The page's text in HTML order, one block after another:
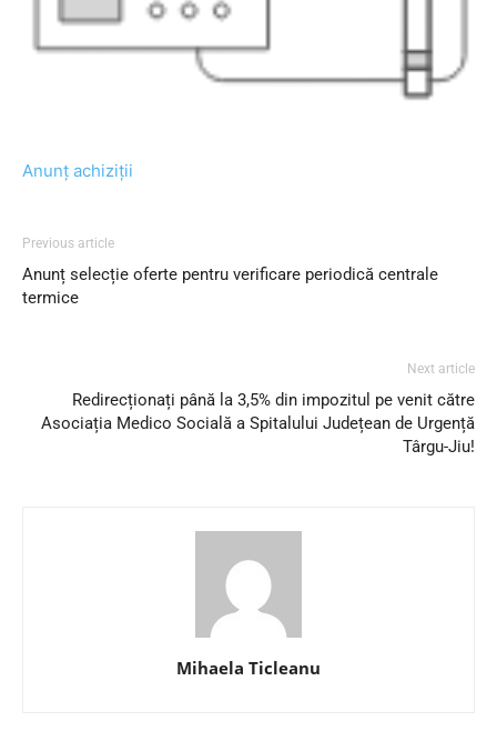
Anunț achiziții
Previous article
Anunț selecție oferte pentru verificare periodică centrale
termice
Next article
Redirecționați până la 3,5% din impozitul pe venit către
Asociația Medico Socială a Spitalului Județean de Urgență
Târgu-Jiu!
Mihaela Ticleanu